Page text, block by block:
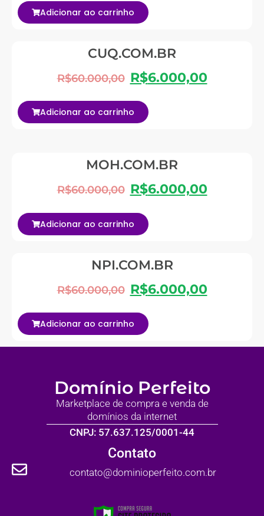
Adicionar ao carrinho
CUQ.COM.BR
R$60.000,00 R$6.000,00
Adicionar ao carrinho
MOH.COM.BR
R$60.000,00 R$6.000,00
Adicionar ao carrinho
NPI.COM.BR
R$60.000,00 R$6.000,00
Adicionar ao carrinho
Domínio Perfeito
Marketplace de compra e venda de
domínios da internet
CNPJ: 57.637.125/0001-44
Contato
contato@dominioperfeito.com.br